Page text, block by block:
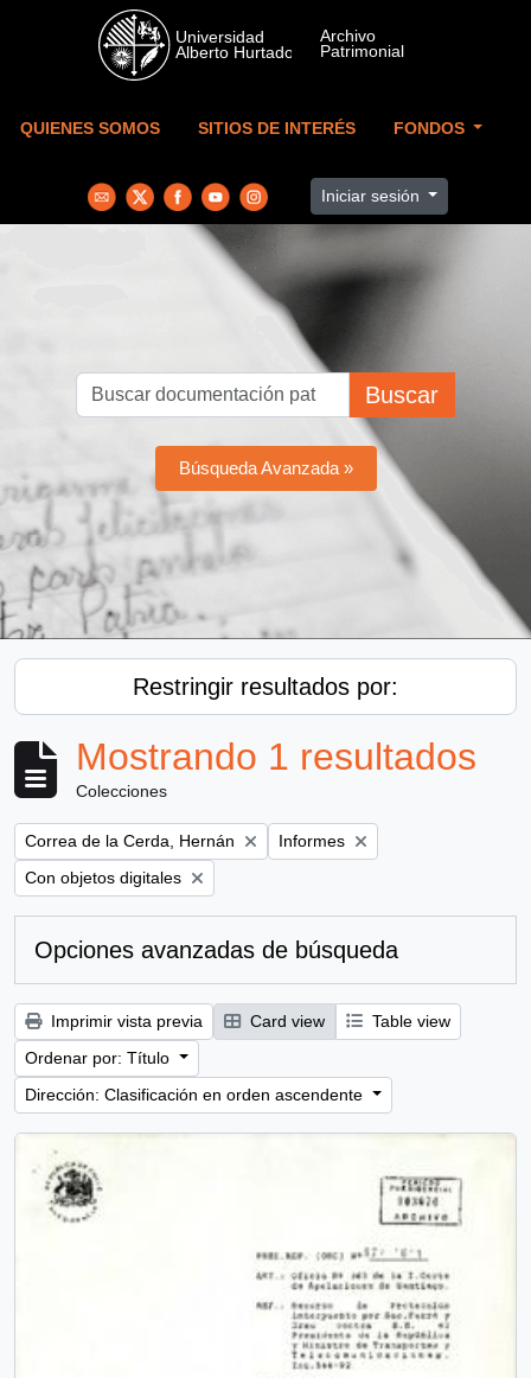
Skip to main content
QUIENES SOMOS SITIOS DE INTERÉS FONDOS
Iniciar sesión
Buscar
Búsqueda Avanzada »
Restringir resultados por:
Mostrando 1 resultados
Colecciones
Remove filter:
Correa de la Cerda, Hernán Remove filter:
Informes
Remove filter:
Con objetos digitales
Opciones avanzadas de búsqueda
Imprimir vista previa Card view
Table view
Ordenar por: Título
Dirección: Clasificación en orden ascendente